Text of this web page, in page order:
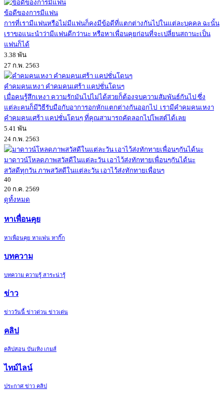
ข้อดีของการมีแฟน
การที่เรามีแฟนหรือไม่มีแฟนก็คงมีข้อดีที่แตกต่างกันไปในแต่ละบุคคล ฉะนั้น
เราขอแนะนำว่ามีแฟนดีกว่านะ หรือหาเพื่อนคุยก่อนที่จะเปลี่ยนสถานะเป็น
แฟนก็ได้
3.38 พัน
27 ก.พ. 2563
คำคมคนเหงา คำคมคนเศร้า แคปชั่นโดนๆ
เมื่อคนรู้สึกเหงา ความรักมันไปไม่ได้สวยก็ต้องจบความสัมพันธ์กันไป ซึ่ง
แต่ละคนก็มีวิธีรับมือกับอาการอกหักแตกต่างกันออกไป เรามีคำคมคนเหงา
คำคมคนเศร้า แคปชั่นโดนๆ ที่คุณสามารถคัดลอกไปโพสต์ได้เลย
5.41 พัน
24 ก.พ. 2563
มาดาวน์โหลดภาพสวัสดีในแต่ละวัน เอาไว้ส่งทักทายเพื่อนๆกันได้นะ
สวัสดีทุกวัน ภาพสวัสดีในแต่ละวัน เอาไว้ส่งทักทายเพื่อนๆ
40
20 ก.ค. 2569
ดูทั้งหมด
หาเพื่อนคุย
หาเพื่อนคุย หาแฟน หากิ๊ก
บทความ
บทความ ความรู้ สาระน่ารู้
ข่าว
ข่าววันนี้ ข่าวด่วน ข่าวเด่น
คลิป
คลิปสอน บันเทิง เกมส์
ไทม์ไลน์
ประกาศ ข่าว คลิป